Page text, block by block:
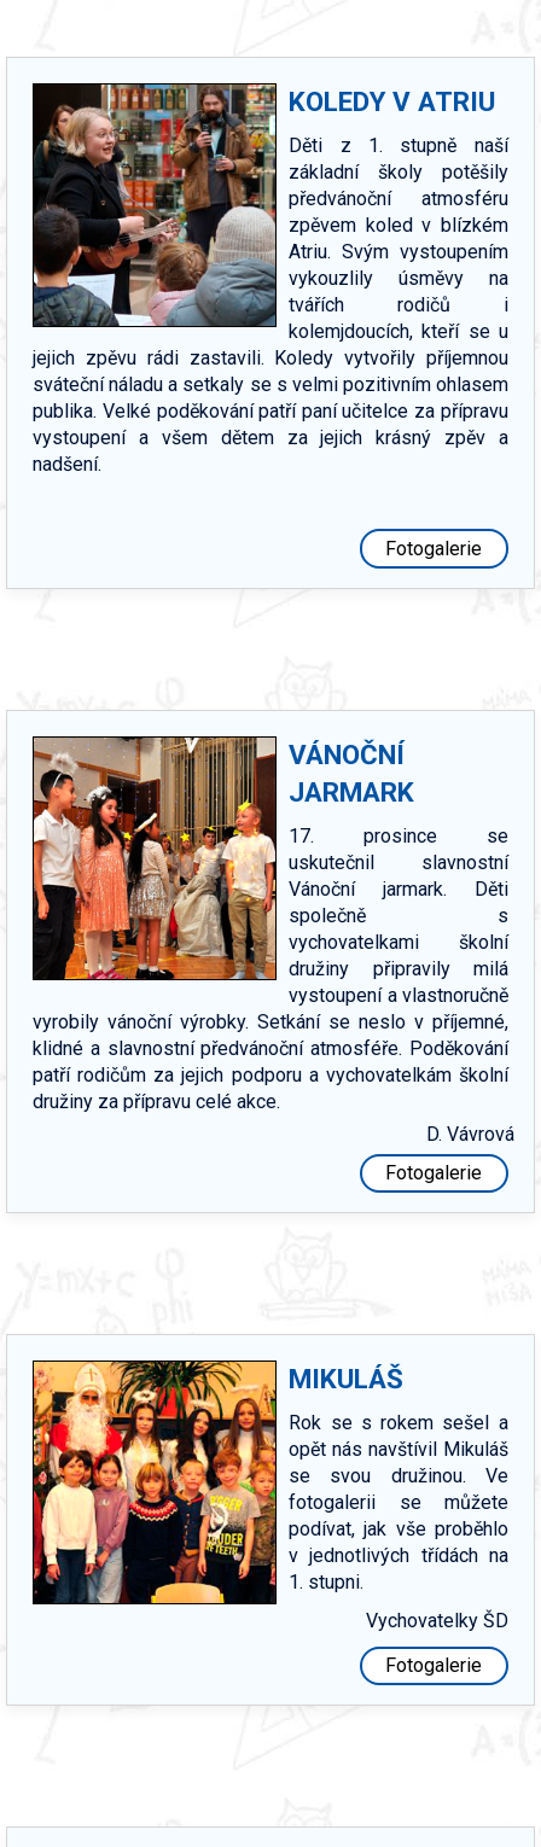
KOLEDY V ATRIU
Děti z 1. stupně naší
základní školy potěšily
předvánoční atmosféru
zpěvem koled v blízkém
Atriu. Svým vystoupením
vykouzlily úsměvy na
tvářích rodičů i
kolemjdoucích, kteří se u
jejich zpěvu rádi zastavili. Koledy vytvořily příjemnou
sváteční náladu a setkaly se s velmi pozitivním ohlasem
publika. Velké poděkování patří paní učitelce za přípravu
vystoupení a všem dětem za jejich krásný zpěv a
nadšení.
Fotogalerie
VÁNOČNÍ
JARMARK
17. prosince se
uskutečnil slavnostní
Vánoční jarmark. Děti
společně s
vychovatelkami školní
družiny připravily milá
vystoupení a vlastnoručně
vyrobily vánoční výrobky. Setkání se neslo v příjemné,
klidné a slavnostní předvánoční atmosféře. Poděkování
patří rodičům za jejich podporu a vychovatelkám školní
družiny za přípravu celé akce.
D. Vávrová
Fotogalerie
MIKULÁŠ
Rok se s rokem sešel a
opět nás navštívil Mikuláš
se svou družinou. Ve
fotogalerii se můžete
podívat, jak vše proběhlo
v jednotlivých třídách na
1. stupni.
Vychovatelky ŠD
Fotogalerie